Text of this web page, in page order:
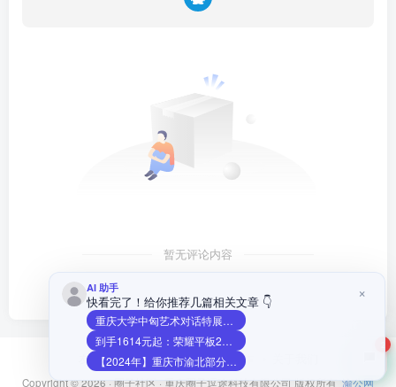
暂无评论内容
友链申请 免责声明 广告合作
Copyright © 2026 ·圈子社区 · 重庆圈子逗途科技有限公司 版权所有 渝公网